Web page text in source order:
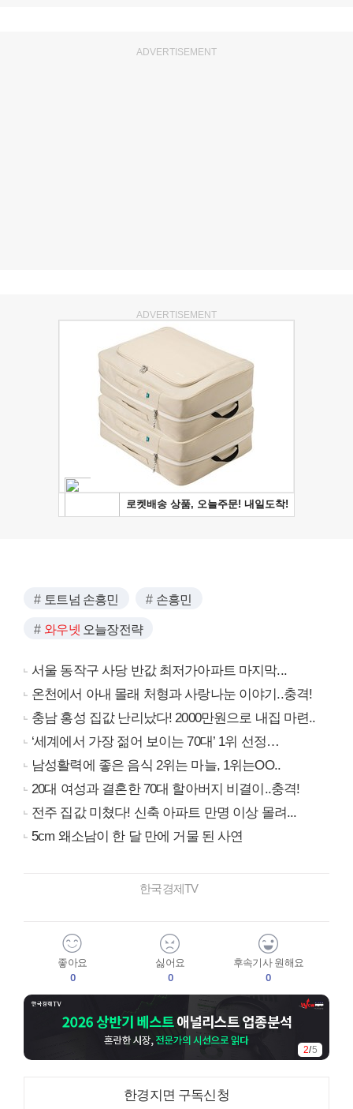
ADVERTISEMENT
ADVERTISEMENT
토트넘 손흥민 손흥민
와우넷 오늘장전략
서울 동작구 사당 반값 최저가아파트 마지막...
온천에서 아내 몰래 처형과 사랑나눈 이야기..충격!
충남 홍성 집값 난리났다! 2000만원으로 내집 마련..
‘세계에서 가장 젊어 보이는 70대’ 1위 선정…
남성활력에 좋은 음식 2위는 마늘, 1위는OO..
20대 여성과 결혼한 70대 할아버지 비결이..충격!
전주 집값 미쳤다! 신축 아파트 만명 이상 몰려...
5cm 왜소남이 한 달 만에 거물 된 사연
한국경제TV
좋아요
0
싫어요
0
후속기사 원해요
0
2/5
한경지면 구독신청